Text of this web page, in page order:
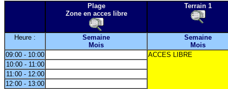
Plage
Zone en acces libre
Terrain 1
Heure :
Semaine
Mois
Semaine
Mois
09:00 - 10:00
ACCES LIBRE
10:00 - 11:00
11:00 - 12:00
12:00 - 13:00